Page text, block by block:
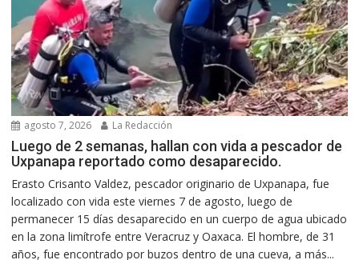
agosto 7, 2026 La Redacción
Luego de 2 semanas, hallan con vida a pescador de
Uxpanapa reportado como desaparecido.
Erasto Crisanto Valdez, pescador originario de Uxpanapa, fue
localizado con vida este viernes 7 de agosto, luego de
permanecer 15 días desaparecido en un cuerpo de agua ubicado
en la zona limítrofe entre Veracruz y Oaxaca. El hombre, de 31
años, fue encontrado por buzos dentro de una cueva, a más...